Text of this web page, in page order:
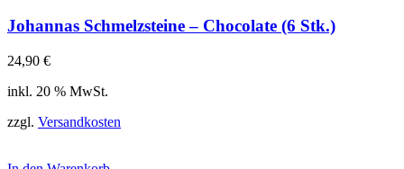
Johannas Schmelzsteine – Chocolate (6 Stk.)
24,90 €
inkl. 20 % MwSt.
zzgl. Versandkosten